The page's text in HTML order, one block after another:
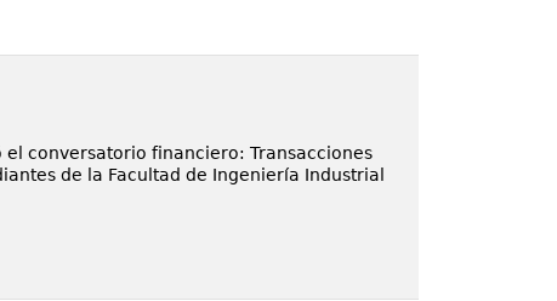
el conversatorio financiero: Transacciones
de la Facultad de Ingeniería Industrial